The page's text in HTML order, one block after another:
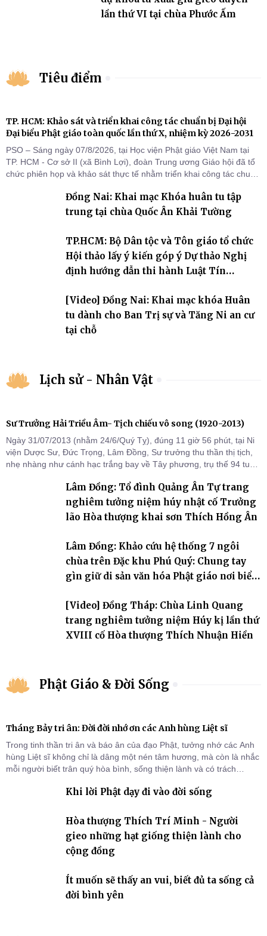
lần thứ VI tại chùa Phước Ấm
Tiêu điểm
TP. HCM: Khảo sát và triển khai công tác chuẩn bị Đại hội
Đại biểu Phật giáo toàn quốc lần thứ X, nhiệm kỳ 2026-2031
PSO – Sáng ngày 07/8/2026, tại Học viện Phật giáo Việt Nam tại
TP. HCM - Cơ sở II (xã Bình Lợi), đoàn Trung ương Giáo hội đã tổ
chức phiên họp và khảo sát thực tế nhằm triển khai công tác chuẩn
Đồng Nai: Khai mạc Khóa huân tu tập
trung tại chùa Quốc Ân Khải Tường
TP.HCM: Bộ Dân tộc và Tôn giáo tổ chức
Hội thảo lấy ý kiến góp ý Dự thảo Nghị
định hướng dẫn thi hành Luật Tín
[Video] Đồng Nai: Khai mạc khóa Huân
tu dành cho Ban Trị sự và Tăng Ni an cư
tại chỗ
Lịch sử - Nhân Vật
Sư Trưởng Hải Triều Âm- Tịch chiếu vô song (1920-2013)
Ngày 31/07/2013 (nhằm 24/6/Quý Tỵ), đúng 11 giờ 56 phút, tại Ni
viện Dược Sư, Đức Trọng, Lâm Đồng, Sư trưởng thu thần thị tịch,
nhẹ nhàng như cánh hạc trắng bay về Tây phương, trụ thế 94 tuổi
Lâm Đồng: Tổ đình Quảng Ân Tự trang
nghiêm tưởng niệm húy nhật cố Trưởng
lão Hòa thượng khai sơn Thích Hồng Ân
Lâm Đồng: Khảo cứu hệ thống 7 ngôi
chùa trên Đặc khu Phú Quý: Chung tay
gìn giữ di sản văn hóa Phật giáo nơi biển
[Video] Đồng Tháp: Chùa Linh Quang
trang nghiêm tưởng niệm Húy kị lần thứ
XVIII cố Hòa thượng Thích Nhuận Hiền
Phật Giáo & Đời Sống
Tháng Bảy tri ân: Đời đời nhớ ơn các Anh hùng Liệt sĩ
Trong tinh thần tri ân và báo ân của đạo Phật, tưởng nhớ các Anh
hùng Liệt sĩ không chỉ là dâng một nén tâm hương, mà còn là nhắc
mỗi người biết trân quý hòa bình, sống thiện lành và có trách
Khi lời Phật dạy đi vào đời sống
Hòa thượng Thích Trí Minh - Người
gieo những hạt giống thiện lành cho
cộng đồng
Ít muốn sẽ thấy an vui, biết đủ ta sống cả
đời bình yên